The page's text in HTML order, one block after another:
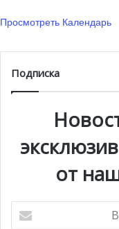
Просмотреть Календарь
Подписка
от
Email